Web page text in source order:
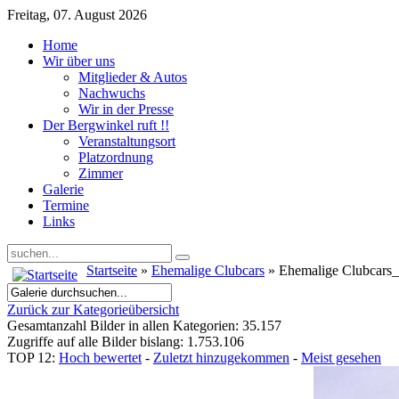
Freitag, 07. August 2026
Home
Wir über uns
Mitglieder & Autos
Nachwuchs
Wir in der Presse
Der Bergwinkel ruft !!
Veranstaltungsort
Platzordnung
Zimmer
Galerie
Termine
Links
Startseite » Ehemalige Clubcars » Ehemalige
Zurück zur Kategorieübersicht
Gesamtanzahl Bilder in allen Kategorien: 35.157
Zugriffe auf alle Bilder bislang: 1.753.106
TOP 12: Hoch bewertet - Zuletzt hinzugekommen - Meist gesehen